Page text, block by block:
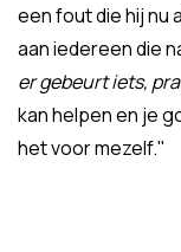
een fout die hij nu
aan iedereen die
er gebeurt iets,
kan helpen en je
het voor mezelf."